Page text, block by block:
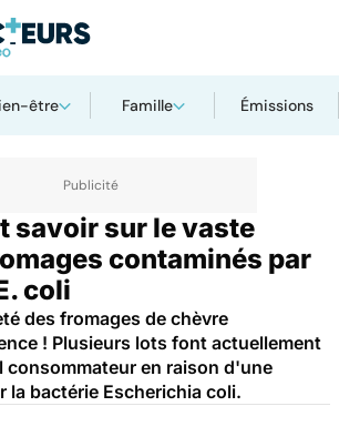
être Famille Émissions
savoir sur le vaste
contaminés par
coli
des fromages de chèvre
! Plusieurs lots font actuellement
consommateur en raison d'une
la bactérie Escherichia coli.